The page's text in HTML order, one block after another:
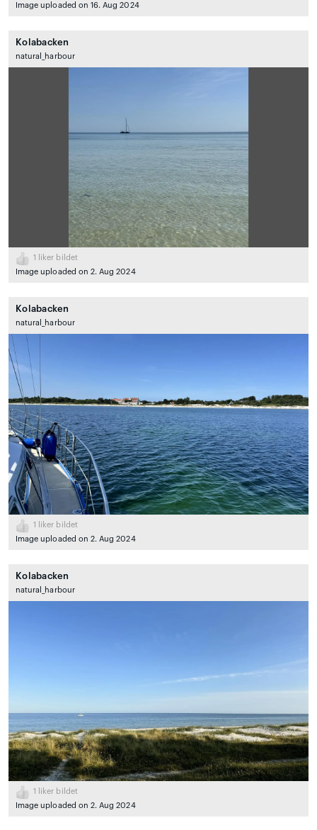
Image uploaded on 16. Aug 2024
Kolabacken
natural_harbour
1
liker bildet
Image uploaded on 2. Aug 2024
Kolabacken
natural_harbour
1
liker bildet
Image uploaded on 2. Aug 2024
Kolabacken
natural_harbour
1
liker bildet
Image uploaded on 2. Aug 2024